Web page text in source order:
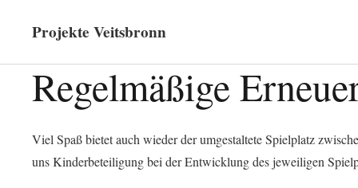
Projekte Veitsbronn
Regelmäßige
Viel Spaß bietet auch wieder der umgestaltete Spielplatz
uns Kinderbeteiligung bei der Entwicklung des jeweiligen